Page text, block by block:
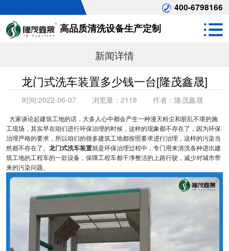
400-6798166
高品质清洗设备生产定制
新闻详情
龙门式洗车装置多少钱一台[隆茂鑫晟]
时间:2022-06-07 浏览量： 2118 作者： 隆茂鑫晟
大家谈论起建筑工地的话，大多人心中都会产生一种漫天粉尘和脏乱不堪的施
工现场，其实早在咱们进行环保治理的时候，这样的现象都不存在了，因为环保
治理严格的要求，所以咱们的很多建筑工地都按照要求进行治理，这样的污染当
然都不存在了。 龙门式洗车装置就是环保治理过程中，专门用来清洗各种进出建
筑工地的工程车的一款设备，保障工程车都干净整洁的上路行驶，减少对城市带
来的污染问题。